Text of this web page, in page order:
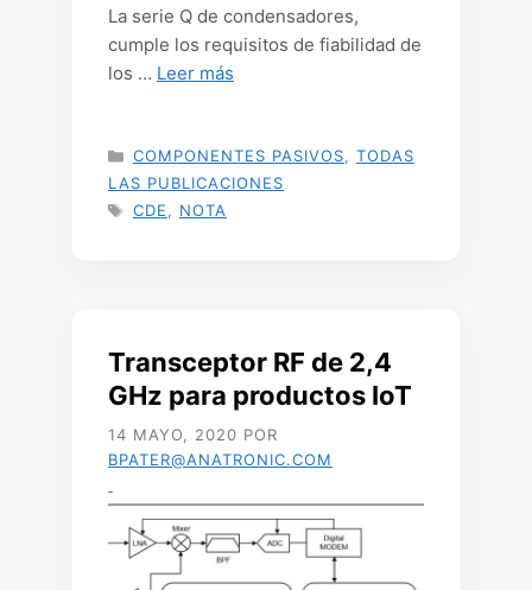
La serie Q de condensadores,
cumple los requisitos de fiabilidad de
los … Leer más
CATEGORÍAS
COMPONENTES PASIVOS
TODAS
LAS PUBLICACIONES
ETIQUETAS
CDE NOTA
Transceptor RF de 2,4
GHz para productos IoT
14 MAYO, 2020 POR
BPATER@ANATRONIC.COM